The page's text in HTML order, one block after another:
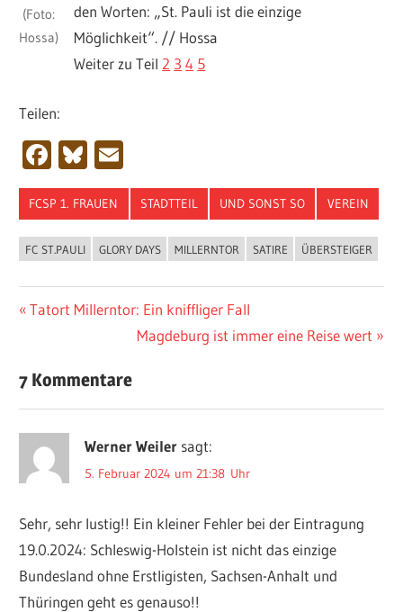
(Foto:
Hossa)
den Worten: „St. Pauli ist die einzige
Möglichkeit“. // Hossa
Weiter zu Teil 2 3 4 5
Teilen:
Facebook
Bluesky
FCSP 1. FRAUEN STADTTEIL UND SONST SO VEREIN
FC ST.PAULI GLORY DAYS MILLERNTOR SATIRE ÜBERSTEIGER
Beitragsnavigation
Vorheriger
Tatort Millerntor: Ein kniffliger Fall
Nächster
Magdeburg ist immer eine Reise wert
7 Kommentare
Werner Weiler sagt:
5. Februar 2024 um 21:38 Uhr
Sehr, sehr lustig!! Ein kleiner Fehler bei der Eintragung
19.0.2024: Schleswig-Holstein ist nicht das einzige
Bundesland ohne Erstligisten, Sachsen-Anhalt und
Thüringen geht es genauso!!